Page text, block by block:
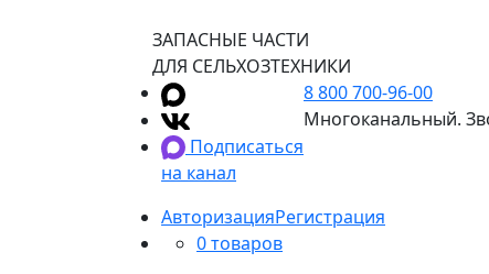
ЗАПАСНЫЕ ЧАСТИ
ДЛЯ СЕЛЬХОЗТЕХНИКИ
Подписаться
на канал
8 800 700-96-00
Многоканальный.
АвторизацияРегистрация
0 товаров